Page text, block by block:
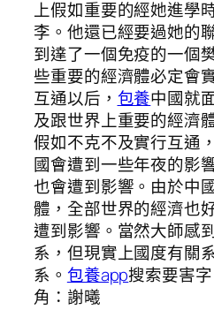
上假如重要的經她進學
李。他還已經要過她的
到達了一個免疫的一個
些重要的經濟體必定會
互通以后， 包養中國就
及跟世界上重要的經濟
假如不克不及實行互通
國會遭到一些年夜的影
也會遭到影響。由於中
體，全部世界的經濟也
遭到影響。當然大師感
系，但現實上國度有關
系。 包養app搜索要害
角：謝曦